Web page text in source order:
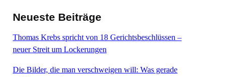
Neueste Beiträge
Thomas Krebs spricht von 18 Gerichtsbeschlüssen –
neuer Streit um Lockerungen
Die Bilder, die man verschweigen will: Was gerade